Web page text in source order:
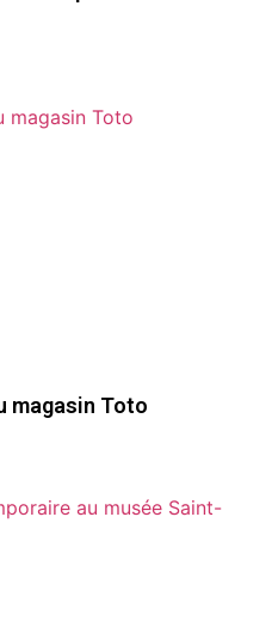
magasin Toto